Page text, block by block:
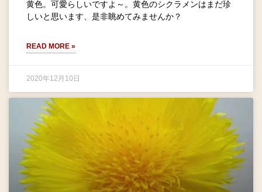
黄色。可愛らしいですよ～。黄色のシクラメンはまだ珍
しいと思います、是非眺めてみませんか？
READ MORE »
2020年12月10日